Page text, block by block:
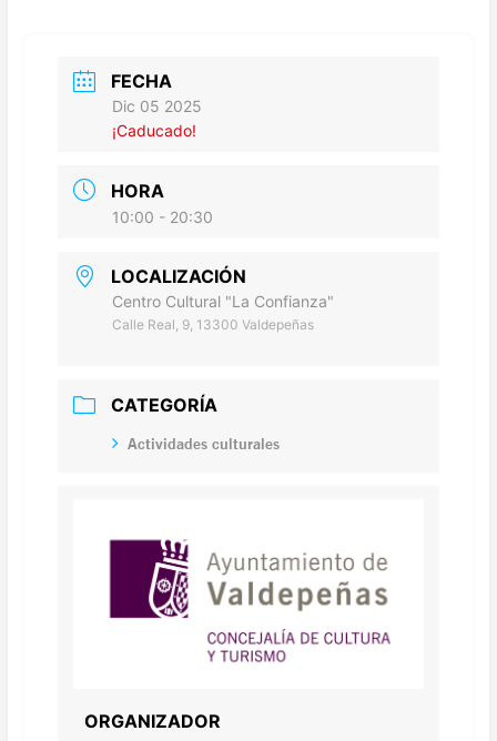
FECHA
Dic 05 2025
¡Caducado!
HORA
10:00 - 20:30
LOCALIZACIÓN
Centro Cultural "La Confianza"
Calle Real, 9, 13300 Valdepeñas
CATEGORÍA
Actividades culturales
ORGANIZADOR